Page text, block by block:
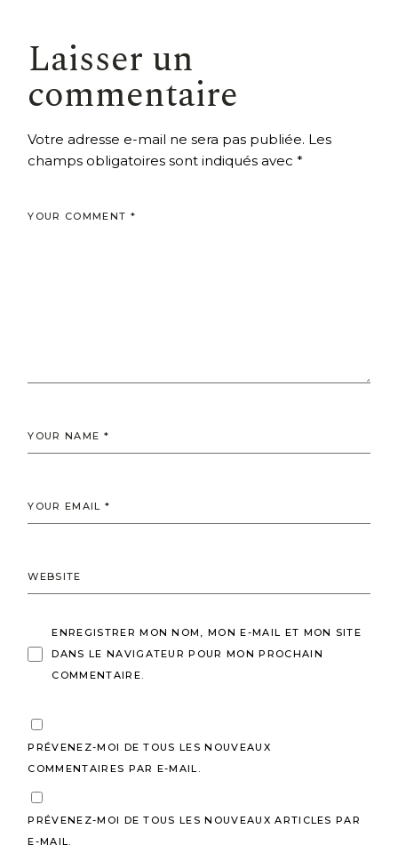
Laisser un
commentaire
Votre adresse e-mail ne sera pas publiée. Les
champs obligatoires sont indiqués avec*
ENREGISTRER MON NOM, MON E-MAIL ET MON SITE
DANS LE NAVIGATEUR POUR MON PROCHAIN
COMMENTAIRE.
PRÉVENEZ-MOI DE TOUS LES NOUVEAUX
COMMENTAIRES PAR E-MAIL.
PRÉVENEZ-MOI DE TOUS LES NOUVEAUX ARTICLES PAR
E-MAIL.